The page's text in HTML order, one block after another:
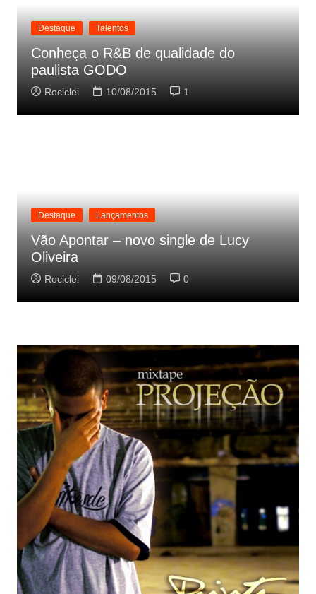
Destaque Talentos
Conheça o R&B de qualidade do
paulista GODO
Rociclei 10/08/2015 1
Destaque Lançamentos
Vão Apontar – novo single de Lucy
Oliveira
Rociclei 09/08/2015 0